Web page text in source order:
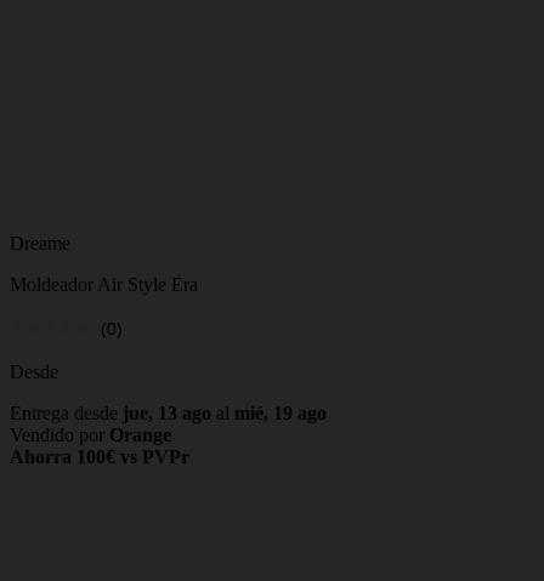
Dreame
Moldeador Air Style Era
(0)
Desde
Entrega desde jue, 13 ago al mié, 19 ago
Vendido por Orange
Ahorra 100€ vs PVPr